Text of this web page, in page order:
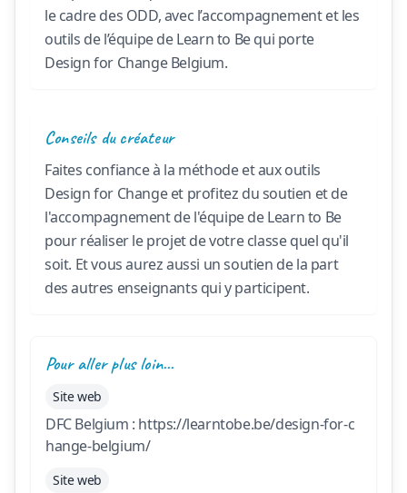
le cadre des ODD, avec l’accompagnement et les
outils de l’équipe de Learn to Be qui porte
Design for Change Belgium.
Conseils du créateur
Faites confiance à la méthode et aux outils
Design for Change et profitez du soutien et de
l'accompagnement de l'équipe de Learn to Be
pour réaliser le projet de votre classe quel qu'il
soit. Et vous aurez aussi un soutien de la part
des autres enseignants qui y participent.
Pour aller plus loin...
Site web
DFC Belgium : https://learntobe.be/design-for-c
hange-belgium/
Site web